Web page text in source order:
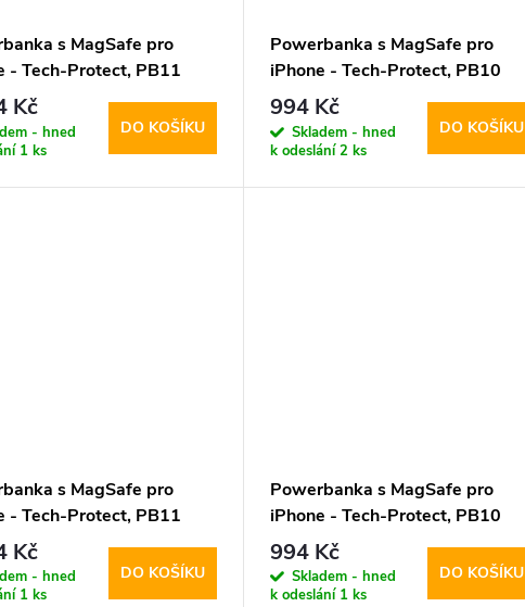
s MagSafe pro
- Tech-Protect, PB11
10000mAh Lilac
Kč
- hned
1 ks
DO KOŠÍKU
Powerbanka s MagSafe pro
iPhone - Tech-Protect, PB10
LifeMag 5000mAh Lilac
994 Kč
Skladem - hned
k odeslání2 ks
DO KOŠÍKU
s MagSafe pro
- Tech-Protect, PB11
10000mAh White
Kč
- hned
1 ks
DO KOŠÍKU
Powerbanka s MagSafe pro
iPhone - Tech-Protect, PB10
LifeMag 5000mAh Pink
994 Kč
Skladem - hned
k odeslání 1 ks
DO KOŠÍKU